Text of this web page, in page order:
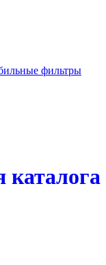
фильтры
каталога